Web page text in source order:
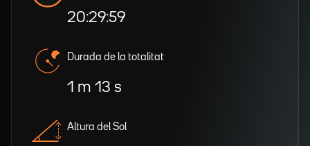
20:29:59
Durada de la totalitat
1 m 13 s
Altura del Sol